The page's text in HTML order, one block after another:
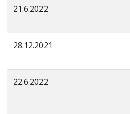
21.6.2022
28.12.2021
22.6.2022